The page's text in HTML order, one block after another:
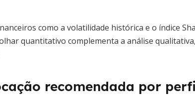
como a volatilidade histórica e o índice
quantitativo complementa a análise
recomendada por